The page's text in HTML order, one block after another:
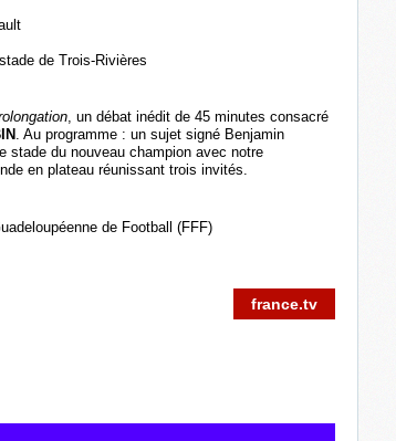
de Trois-Rivières
, un débat inédit de 45 minutes consacré
. Au programme : un sujet signé Benjamin
stade du nouveau champion avec notre
en plateau réunissant trois invités.
de Football (FFF)
france.tv